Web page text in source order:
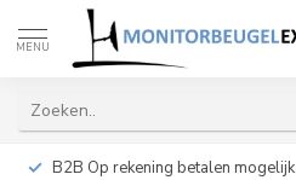
MENU
B2B Op rekening betalen mogelijk